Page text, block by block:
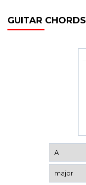
GUITAR CHORDS